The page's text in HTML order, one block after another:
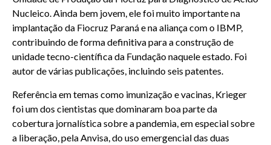
Nucleico. Ainda bem jovem, ele foi muito importante na
implantação da Fiocruz Paraná e na aliança com o IBMP,
contribuindo de forma definitiva para a construção de
unidade tecno-científica da Fundação naquele estado. Foi
autor de várias publicações, incluindo seis patentes.
Referência em temas como imunização e vacinas, Krieger
foi um dos cientistas que dominaram boa parte da
cobertura jornalística sobre a pandemia, em especial sobre
a liberação, pela Anvisa, do uso emergencial das duas